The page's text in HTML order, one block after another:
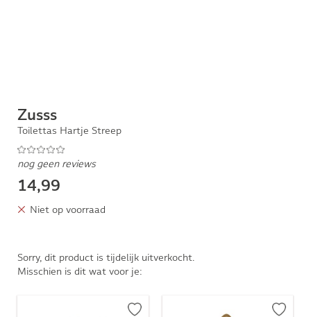
Zusss
Toilettas Hartje Streep
nog geen reviews
14,99
Niet op voorraad
Sorry, dit product is tijdelijk uitverkocht.
Misschien is dit wat voor je: